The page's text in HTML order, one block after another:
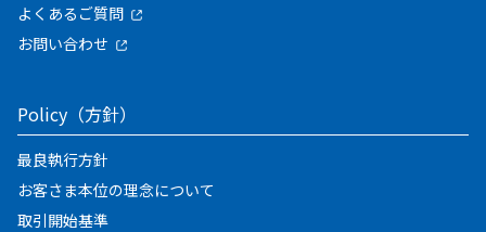
よくあるご質問
お問い合わせ
Policy（方針）
最良執行方針
お客さま本位の理念について
取引開始基準